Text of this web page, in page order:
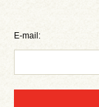
E-mail: